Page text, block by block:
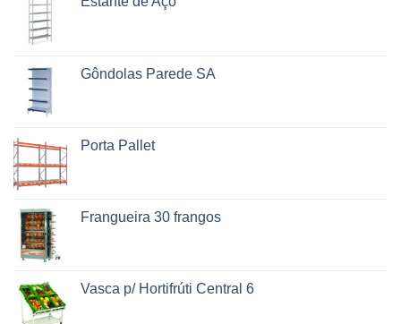
Gôndolas Parede SA
Porta Pallet
Frangueira 30 frangos
Vasca p/ Hortifrúti Central 6